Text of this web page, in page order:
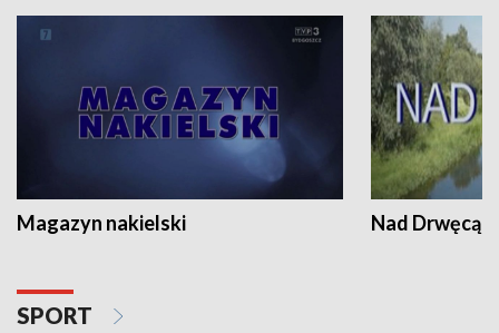
Magazyn nakielski Nad Drwęcą
SPORT